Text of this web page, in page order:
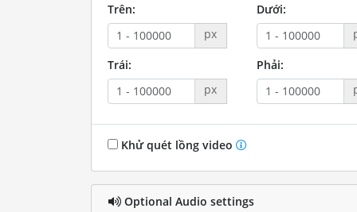
Trên:
px
Dưới:
Trái:
px
Phải:
Khử quét lồng video
Optional Audio settings